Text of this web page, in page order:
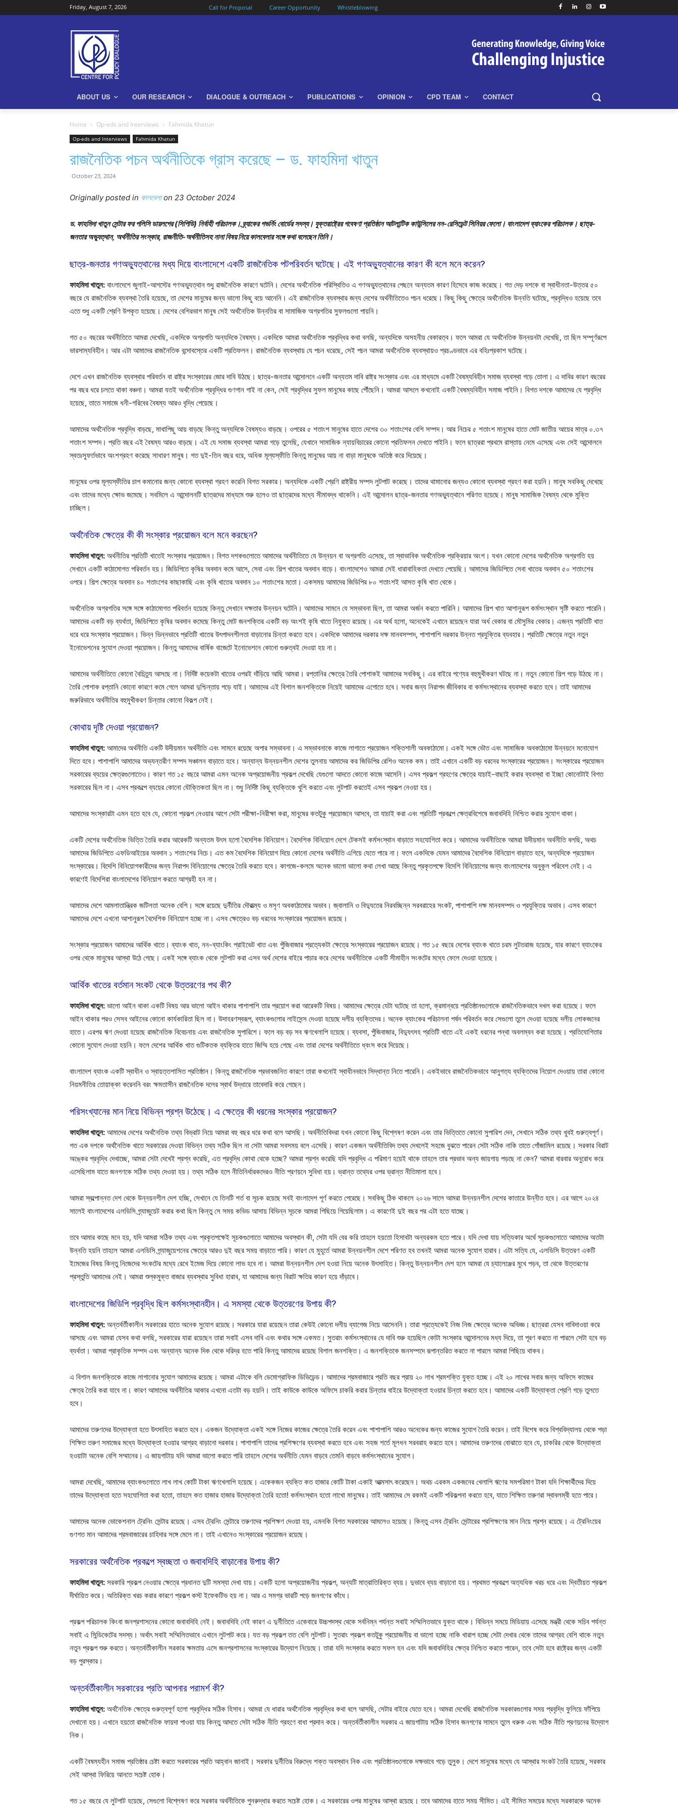
Friday, August 7, 2026 Call for Proposal Career Opportunity Whistleblowing
ABOUT US OUR RESEARCH DIALOGUE & OUTREACH PUBLICATIONS OPINION CPD TEAM CONTACT
Home Op-eds and Interviews Fahmida Khatun
Op-eds and Interviews Fahmida Khatun
রাজনৈতিক পচন অর্থনীতিকে গ্রাস করেছে – ড. ফাহমিদা খাতুন
October 23, 2024
Originally posted in কালবেলাon 23 October 2024
ড. ফাহমিদা খাতুন সেন্টার ফর পলিসি ডায়লগের (সিপিডি) নির্বাহী পরিচালক। ব্র্যাকের গভর্নিং বোর্ডের সদস্য। যুক্তরাষ্ট্রের গবেষণা প্রতিষ্ঠান আটলান্টিক কাউন্সিলের নন-রেসিডেন্ট সিনিয়র ফেলো। বাংলাদেশ ব্যাংকের পরিচালক। ছাত্র-
জনতার অভ্যুত্থান, অর্থনীতির সংস্কার, রাজনীতি-অর্থনীতিসহ নানা বিষয় নিয়ে কালবেলার সঙ্গে কথা বলেছেন তিনি।
ছাত্র-জনতার গণঅভ্যুত্থানের মধ্য দিয়ে বাংলাদেশে একটি রাজনৈতিক পটপরিবর্তন ঘটেছে। এই গণঅভ্যুত্থানের কারণ কী বলে মনে করেন?
ফাহমিদা খাতুন: বাংলাদেশে জুলাই-আগস্টের গণঅভ্যুত্থান শুধু রাজনৈতিক কারণে ঘটেনি। দেশের অর্থনৈতিক পরিস্থিতিও এ গণঅভ্যুত্থানের পেছনে অন্যতম কারণ হিসেবে কাজ করেছে। গত দেড় দশকে বা স্বাধীনতা-উত্তর ৫০
বছরে যে রাজনৈতিক ব্যবস্থা তৈরি হয়েছে, তা দেশের মানুষের জন্য ভালো কিছু বয়ে আনেনি। এই রাজনৈতিক ব্যবস্থার জন্য দেশের অর্থনীতিতেও পচন ধরেছে। কিছু কিছু ক্ষেত্রে অর্থনৈতিক উন্নতি ঘটেছে, প্রবৃদ্ধিও হয়েছে তবে
এতে শুধু একটি শ্রেণি উপকৃত হয়েছে। দেশের বেশিরভাগ মানুষ সেই অর্থনৈতিক উন্নতির বা সামাজিক অগ্রগতির সুফলগুলো পায়নি।
গত ৫০ বছরের অর্থনীতিতে আমরা দেখেছি, একদিকে অগ্রগতি অন্যদিকে বৈষম্য। একদিকে আমরা অর্থনৈতিক প্রবৃদ্ধির কথা বলছি, অন্যদিকে অসহনীয় বেকারত্ব। ফলে আমরা যে অর্থনৈতিক উন্নয়নটা দেখেছি, তা ছিল সম্পূর্ণরূপে
ভারসাম্যবিহীন। আর এটা আমাদের রাজনৈতিক বন্দোবস্তের একটি প্রতিফলন। রাজনৈতিক ব্যবস্থায় যে পচন ধরেছে, সেই পচন আমরা অর্থনৈতিক ব্যবস্থায়ও প্রচণ্ডভাবে এর বহিঃপ্রকাশ ঘটেছে।
দেশে এখন রাজনৈতিক ব্যবস্থার পরিবর্তন বা রাষ্ট্র সংস্কারের জোর দাবি উঠছে। ছাত্র-জনতার আন্দোলনে একটি অন্যতম দাবি রাষ্ট্র সংস্কার এবং এর মাধ্যমে একটি বৈষম্যবিহীন সমাজ ব্যবস্থা গড়ে তোলা। এ দাবির কারণ বছরের
পর বছর ধরে চলতে থাকা বঞ্চনা। আমরা যতই অর্থনৈতিক প্রবৃদ্ধির গুণগান গাই না কেন, সেই প্রবৃদ্ধির সুফল মানুষের কাছে পৌঁছেনি। আমরা আসলে কখনোই একটি বৈষম্যবিহীন সমাজ পাইনি। বিগত দশকে আমাদের যে প্রবৃদ্ধি
হয়েছে, তাতে সমাজে ধনী-গরিবের বৈষম্য আরও বৃদ্ধি পেয়েছে।
আমাদের অর্থনৈতিক প্রবৃদ্ধি বাড়ছে, মাথাপিছু আয় বাড়ছে কিন্তু অন্যদিকে বৈষম্যও বাড়ছে। ওপরের ৫ শতাংশ মানুষের হাতে দেশের ৩০ শতাংশের বেশি সম্পদ। আর নিচের ৫ শতাংশ মানুষের হাতে মোট জাতীয় আয়ের মাত্র ০.৩৭
শতাংশ সম্পদ। প্রতি বছর এই বৈষম্য আরও বাড়ছে। এই যে সমাজ ব্যবস্থা আমরা গড়ে তুলেছি, যেখানে সামাজিক ন্যায়বিচারের কোনো প্রতিফলন দেখতে পাইনি। ফলে ছাত্ররা প্রথমে রাস্তায় নেমে এসেছে এবং সেই আন্দোলনে
স্বতঃস্ফূর্তভাবে অংশগ্রহণ করেছে সাধারণ মানুষ। গত দুই-তিন বছর ধরে, অধিক মূল্যস্ফীতি কিন্তু মানুষের আয় না বাড়া মানুষকে অতিষ্ঠ করে দিয়েছে।
মানুষের ওপর মূল্যস্ফীতির চাপ কমানোর জন্য কোনো ব্যবস্থা গ্রহণ করেনি বিগত সরকার। অন্যদিকে একটি শ্রেণি রাষ্ট্রীয় সম্পদ লুটপাট করেছে। তাদের থামানোর জন্যও কোনো ব্যবস্থা গ্রহণ করা হয়নি। মানুষ সবকিছু দেখেছে
এবং তাদের মধ্যে ক্ষোভ জমেছে। সবমিলে এ আন্দোলনটি ছাত্রদের মাধ্যমে শুরু হলেও তা ছাত্রদের মধ্যে সীমাবদ্ধ থাকেনি। এই আন্দোলন ছাত্র-জনতার গণঅভ্যুত্থানে পরিণত হয়েছে। মানুষ সামাজিক বৈষম্য থেকে মুক্তি
চাচ্ছিল।
অর্থনৈতিক ক্ষেত্রে কী কী সংস্কার প্রয়োজন বলে মনে করছেন?
ফাহমিদা খাতুন: অর্থনীতির প্রতিটি খাতেই সংস্কার প্রয়োজন। বিগত দশকগুলোতে আমাদের অর্থনীতিতে যে উন্নয়ন বা অগ্রগতি এসেছে, তা স্বাভাবিক অর্থনৈতিক প্রক্রিয়ার অংশ। যখন কোনো দেশের অর্থনৈতিক অগ্রগতি হয়
সেখানে একটি কাঠামোগত পরিবর্তন হয়। জিডিপিতে কৃষির অবদান কমে আসে, সেবা এবং শিল্প খাতের অবদান বাড়ে। বাংলাদেশেও আমরা সেই ধারাবাহিকতা দেখতে পেয়েছি। আমাদের জিডিপিতে সেবা খাতের অবদান ৫০ শতাংশের
ওপরে। শিল্প ক্ষেত্রে অবদান ৪০ শতাংশের কাছাকাছি এবং কৃষি খাতের অবদান ১০ শতাংশের মতো। একসময় আমাদের জিডিপির ৮০ শতাংশই আসত কৃষি খাত থেকে।
অর্থনৈতিক অগ্রগতির সঙ্গে সঙ্গে কাঠামোগত পরিবর্তন হয়েছে কিন্তু সেখানে দক্ষতার উন্নয়ন ঘটেনি। আমাদের সামনে যে সম্ভাবনা ছিল, তা আমরা অর্জন করতে পারিনি। আমাদের শিল্প খাত আশানুরূপ কর্মসংস্থান সৃষ্টি করতে পারেনি।
আমাদের একটি বড় ব্যর্থতা, জিডিপিতে কৃষির অবদান কমেছে কিন্তু মোট জনশক্তির একটি বড় অংশই কৃষি খাতে নিযুক্ত রয়েছে। এর অর্থ হলো, অনেকেই এখানে রয়েছেন যারা অর্ধ বেকার বা মৌসুমির বেকার। এজন্য প্রতিটি খাত
ধরে ধরে সংস্কার প্রয়োজন। ভিন্ন ভিন্নভাবে প্রতিটি খাতের উৎপাদনশীলতা বাড়ানোর চিন্তা করতে হবে। একদিকে আমাদের দরকার দক্ষ মানবসম্পদ, পাশাপাশি দরকার উন্নত প্রযুক্তির ব্যবহার। প্রতিটি ক্ষেত্রে নতুন নতুন
ইনোভেশনের সুযোগ দেওয়া প্রয়োজন। কিন্তু আমাদের বার্ষিক বাজেটে ইনোভেশনে কোনো গুরুত্বই দেওয়া হয় না।
আমাদের অর্থনীতিতে কোনো বৈচিত্র্য আসছে না। নির্দিষ্ট কয়েকটা খাতের ওপরই দাঁড়িয়ে আছি আমরা। রপ্তানির ক্ষেত্রে তৈরি পোশাকই আমাদের সবকিছু। এর বাইরে পণ্যের বহুমুখীকরণ ঘটছে না। নতুন কোনো শিল্প গড়ে উঠছে না।
তৈরি পোশাক রপ্তানি কোনো কারণে কমে গেলে আমরা দুশ্চিন্তায় পড়ে যাই। আমাদের এই বিশাল জনশক্তিকে নিয়েই আমাদের এগোতে হবে। সবার জন্য নিরাপদ জীবিকার বা কর্মসংস্থানের ব্যবস্থা করতে হবে। তাই আমাদের
জরুরিভাবে অর্থনীতির বহুমুখীকরণ চিন্তার কোনো বিকল্প নেই।
কোথায় দৃষ্টি দেওয়া প্রয়োজন?
ফাহমিদা খাতুন: আমাদের অর্থনীতি একটি উদীয়মান অর্থনীতি এবং সামনে রয়েছে অপার সম্ভাবনা। এ সম্ভাবনাকে কাজে লাগাতে প্রয়োজন শক্তিশালী অবকাঠামো। একই সঙ্গে ভৌত এবং সামাজিক অবকাঠামো উন্নয়নে মনোযোগ
দিতে হবে। পাশাপাশি আমাদের অভ্যন্তরীণ সম্পদ সঞ্চালন বাড়াতে হবে। অন্যান্য উন্নয়নশীল দেশের তুলনায় আমাদের কর জিডিপির রেশিও অনেক কম। তাই এখানে একটি বড় ধরনের সংস্কারের প্রয়োজন। সংস্কারের প্রয়োজন
সরকারের ব্যয়ের ক্ষেত্রগুলোতেও। কারণ গত ১৫ বছরে আমরা এমন অনেক অপ্রয়োজনীয় প্রকল্প দেখেছি যেগুলো আদতে কোনো কাজে আসেনি। এসব প্রকল্প গ্রহণের ক্ষেত্রে যাচাই-বাছাই করার ব্যবস্থা বা ইচ্ছা কোনোটাই বিগত
সরকারের ছিল না। এসব প্রকল্পে ব্যয়ের কোনো যৌক্তিকতা ছিল না। শুধু নির্দিষ্ট কিছু ব্যক্তিকে খুশি করতে এবং লুটপাট করতেই এসব প্রকল্প নেওয়া হয়।
আমাদের সংস্কারটা এমন হতে হবে যে, কোনো প্রকল্প নেওয়ার আগে সেটা পরীক্ষা-নিরীক্ষা করা, মানুষের কতটুকু প্রয়োজনে আসবে, তা যাচাই করা এবং প্রতিটি প্রকল্পে ক্ষেত্রবিশেষে জবাবদিহি নিশ্চিত করার সুযোগ থাকা।
একটি দেশের অর্থনৈতিক ভিত্তি তৈরি করার আরেকটি অন্যতম উৎস হলো বৈদেশিক বিনিয়োগ। বৈদেশিক বিনিয়োগ দেশে টেকসই কর্মসংস্থান বাড়াতে সহযোগিতা করে। আমাদের অর্থনীতিকে আমরা উদীয়মান অর্থনীতি বলছি, অথচ
আমাদের জিডিপিতে এফডিআইয়ের অবদান ১ শতাংশের নিচে। এত কম বৈদেশিক বিনিয়োগ দিয়ে কোনো দেশের অর্থনীতি এগিয়ে যেতে পারে না। ফলে একদিকে যেমন আমাদের বৈদেশিক বিনিয়োগ বাড়াতে হবে, অন্যদিকে প্রয়োজন
সংস্কারের। বিদেশি বিনিয়োগকারীদের জন্য নিরাপদ বিনিয়োগের ক্ষেত্রে তৈরি করতে হবে। কাগজে-কলমে অনেক ভালো ভালো কথা লেখা আছে কিন্তু প্রকৃতপক্ষে বিদেশি বিনিয়োগের জন্য বাংলাদেশের অনুকূল পরিবেশ নেই। এ
কারণেই বিদেশিরা বাংলাদেশের বিনিয়োগ করতে আগ্রহী হন না।
আমাদের দেশে আমলাতান্ত্রিক জটিলতা অনেক বেশি। সঙ্গে রয়েছে দুর্নীতির দৌরাত্ম্য ও মসৃণ অবকাঠামোর অভাব। জ্বালানি ও বিদ্যুতের নিরবচ্ছিন্ন সরবরাহের সংকট, পাশাপাশি দক্ষ মানবসম্পদ ও প্রযুক্তির অভাব। এসব কারণে
আমাদের দেশে এখনো আশানুরূপ বৈদেশিক বিনিয়োগ হচ্ছে না। এসব ক্ষেত্রেও বড় ধরনের সংস্কারের প্রয়োজন রয়েছে।
সংস্কার প্রয়োজন আমাদের আর্থিক খাতে। ব্যাংক খাত, নন-ব্যাংকিং প্রাইভেট খাত এবং পুঁজিবাজার প্রত্যেকটা ক্ষেত্রে সংস্কারের প্রয়োজন রয়েছে। গত ১৫ বছরে দেশের ব্যাংক খাতে চরম লুটতরাজ হয়েছে, যার কারণে ব্যাংকের
ওপর থেকে মানুষের আস্থা উঠে গেছে। একই সঙ্গে ব্যাংক থেকে লুটপাট করা এসব অর্থ দেশের বাইরে পাচার করে দেশের অর্থনীতিকে একটি সীমাহীন সংকটের মধ্যে ফেলে দেওয়া হয়েছে।
আর্থিক খাতের বর্তমান সংকট থেকে উত্তরণের পথ কী?
ফাহমিদা খাতুন: ভালো আইন থাকা একটি বিষয় আর ভালো আইন থাকার পাশাপাশি তার প্রয়োগ করা আরেকটি বিষয়। আমাদের ক্ষেত্রে যেটা ঘটেছে তা হলো, ক্রমান্বয়ে প্রতিষ্ঠানগুলোকে রাজনৈতিকভাবে দখল করা হয়েছে। ফলে
আইন থাকার পরও সেসব আইনের কোনো কার্যকারিতা ছিল না। উদাহরণস্বরূপ, ব্যাংকগুলোর লাইসেন্স দেওয়া হয়েছে দলীয় ব্যক্তিদের। অনেক ব্যাংকের পরিচালনা পর্ষদ পরিবর্তন করে সেগুলো তুলে দেওয়া হয়েছে দলীয় লোকজনের
হাতে। এরপর ঋণ দেওয়া হয়েছে রাজনৈতিক বিবেচনায় এবং রাজনৈতিক সুপারিশে। ফলে বড় বড় সব ঋণখেলাপি হয়েছে। ব্যবসা, পুঁজিবাজার, বিদ্যুৎসহ প্রতিটি খাতে এই একই ধরনের পন্থা অবলম্বন করা হয়েছে। প্রতিযোগিতার
কোনো সুযোগ দেওয়া হয়নি। ফলে দেশের আর্থিক খাত গুটিকতক ব্যক্তির হাতে জিম্মি হয়ে গেছে এবং তারা দেশের অর্থনীতিতে ধ্বংস করে দিয়েছে।
বাংলাদেশ ব্যাংক একটি স্বাধীন ও স্বায়ত্তশাসিত প্রতিষ্ঠান। কিন্তু রাজনৈতিক প্রভাবজনিত কারণে তারা কখনোই স্বাধীনভাবে সিদ্ধান্ত নিতে পারেনি। একইভাবে রাজনৈতিকভাবে আনুগত্য ব্যক্তিদের নিয়োগ দেওয়ায় তারা কোনো
নিয়মনীতির তোয়াক্কা করেননি বরং ক্ষমতাসীন রাজনৈতিক দলের স্বার্থ উদ্ধারে তাবেদারি করে গেছেন।
পরিসংখ্যানের মান নিয়ে বিভিন্ন প্রশ্ন উঠেছে। এ ক্ষেত্রে কী ধরনের সংস্কার প্রয়োজন?
ফাহমিদা খাতুন: আমাদের দেশের অর্থনৈতিক তথ্য বিভ্রাট নিয়ে আমরা বহু বছর ধরে কথা বলে আসছি। অর্থনীতিবিদরা যখন কোনো কিছু বিশ্লেষণ করেন এবং তার ভিত্তিতে কোনো সুপারিশ দেন, সেখানে সঠিক তথ্য খুবই গুরুত্বপূর্ণ।
গত এক দশকে অর্থনৈতিক খাতে সরকারের দেওয়া বিভিন্ন তথ্য সঠিক ছিল না সেটা আমরা সবসময় বলে এসেছি। কারণ একজন অর্থনীতিবিদ তথ্য দেখলেই সহজে বুঝতে পারেন সেটা সঠিক নাকি তাতে গোঁজামিল রয়েছে। সরকার বিরাট
অঙ্কের প্রবৃদ্ধি দেখাচ্ছে, আমরা সেটা দেখেই প্রশ্ন করেছি, এত প্রবৃদ্ধি কোথা থেকে হচ্ছে? আমরা প্রশ্ন করেছি যদি প্রবৃদ্ধি এ পরিমাণ হয়েই থাকে তাহলে তার প্রভাব অন্য জায়গায় পড়ছে না কেন? আমরা বারবার অনুরোধ করে
এসেছিলাম যাতে জনগণকে সঠিক তথ্য দেওয়া হয়। তথ্য সঠিক হলে নীতিনির্ধারকদেরও নীতি প্রণয়নে সুবিধা হয়। ভ্রান্ত তথ্যের ওপর ভ্রান্ত নীতিমালা হবে।
আমরা স্বল্পোন্নত দেশ থেকে উন্নয়নশীল দেশ হচ্ছি, সেখানে যে তিনটি শর্ত বা সূচক রয়েছে সবই বাংলাদেশ পূর্ণ করতে পেরেছে। সবকিছু ঠিক থাকলে ২০২৬ সালে আমরা উন্নয়নশীল দেশের কাতারে উন্নীত হবে। এর আগে ২০২৪
সালেই বাংলাদেশের এলডিসি গ্র্যাজুয়েট করার কথা ছিল কিন্তু সে সময় কভিড আসায় বিভিন্ন সূচকে আমরা পিছিয়ে গিয়েছিলাম। এ কারণেই দুই বছর পর এটা হতে যাচ্ছে।
তবে আমার কাছে মনে হয়, যদি আমরা সঠিক তথ্য এবং প্রকৃতপক্ষেই সূচকগুলোতে আমাদের অবস্থান কী, সেটা যদি বের করি তাহলে হয়তো হিসাবটা অন্যরকম হতে পারে। যদি দেখা যায় সত্যিকার অর্থে সূচকগুলোতে আমাদের অতটা
উন্নতি হয়নি তাহলে আমরা এলডিসি গ্র্যাজুয়েশনের ক্ষেত্রে আরও দুই বছর সময় বাড়াতে পারি। কারণ যে মুহূর্তে আমরা উন্নয়নশীল দেশে পরিণত হব তখনই আমরা অনেক সুযোগ হারাব। এটা সত্যি যে, এলডিসি উত্তরণ একটি
ইমেজের বিষয় কিন্তু নিজেদের সংকটের মধ্যে রেখে ইমেজ দিয়ে কোনো লাভ হবে না। আমরা উন্নয়নশীল দেশ হওয়া নিয়ে অনেক উৎসাহিত। কিন্তু উন্নয়নশীল দেশ হলে আমরা যে চ্যালেঞ্জের মুখে পড়ব, তা থেকে উত্তরণের
প্রস্তুতি আমাদের নেই। আমরা শুল্কমুক্ত বাজার ব্যবস্থার সুবিধা হারাব, যা আমাদের জন্য বিরাট ক্ষতির কারণ হয়ে দাঁড়াবে।
বাংলাদেশের জিডিপি প্রবৃদ্ধি ছিল কর্মসংস্থানহীন। এ সমস্যা থেকে উত্তরণের উপায় কী?
ফাহমিদা খাতুন: অন্তর্বর্তীকালীন সরকারের হাতে অনেক সুযোগ রয়েছে। সরকারে যারা রয়েছেন তারা কেউই কোনো দলীয় ব্যাগেজ নিয়ে আসেননি। তারা প্রত্যেকেই নিজ নিজ ক্ষেত্রে অনেক অভিজ্ঞ। ছাত্ররা যেসব দাবিদাওয়া করে
আসছে এবং আমরা যেসব কথা বলছি, সরকারের যারা রয়েছেন তারা সবাই এসব দাবি এবং কথার সঙ্গে একমত। সুতরাং কর্মসংস্থানের যে দাবি শুরু হয়েছিল কোটা সংস্কার আন্দোলনের মধ্য দিয়ে, তা পূরণ করতে না পারলে সেটা হবে বড়
ব্যর্থতা। আমরা প্রাকৃতিক সম্পদ এবং অন্যান্য অনেক দিক থেকে দরিদ্র হতে পারি কিন্তু আমাদের রয়েছে বিশাল জনশক্তি। এ জনশক্তিকে জনসম্পদে রূপান্তরিত করতে না পারলে আমরা পিছিয়ে থাকব।
এ বিশাল জনশক্তিকে কাজে লাগানোর সুযোগ আমাদের রয়েছে। আমরা এটাকে বলি ডেমোগ্রাফিক ডিভিডেন্ড। আমাদের শ্রমবাজারে প্রতি বছর প্রায় ২০ লাখ শ্রমশক্তি যুক্ত হচ্ছে। এই ২০ লাখের সবার জন্য অফিসে কাজের
ক্ষেত্র তৈরি করা যাবে না। কারণ আমাদের অর্থনীতির আকার এখনো এতটা বড় হয়নি। তাই কাউকে কাউকে অফিসে চাকরি করার চিন্তার বাইরে উদ্যোক্তা হওয়ার চিন্তা করতে হবে। আমাদের একটি উদ্যোক্তা শ্রেণি গড়ে তুলতে
হবে।
আমাদের তরুণদের উদ্যোক্তা হতে উৎসাহিত করতে হবে। একজন উদ্যোক্তা একই সঙ্গে নিজের কাজের ক্ষেত্রে তৈরি করেন এবং পাশাপাশি আরও অনেকের জন্য কাজের সুযোগ তৈরি করেন। তাই বিশেষ করে বিশ্ববিদ্যালয় থেকে পড়া
শিক্ষিত তরুণ সমাজের মধ্যে উদ্যোক্তা হওয়ার আগ্রহ বাড়ানো দরকার। পাশাপাশি তাদের প্রশিক্ষণের ব্যবস্থা করতে হবে এবং সহজ শর্তে মূলধন সরবরাহ করতে হবে। আমাদের তরুণদের বোঝাতে হবে যে, চাকরির থেকে উদ্যোক্তা
হওয়াটা অনেক বেশি সম্মানের। এ জায়গাটায় যদি আমরা ভালো করতে পারি তাহলে দেশের অর্থনীতি যেমন বাড়বে তেমনি বাড়বে কর্মসংস্থানের সুযোগ।
আমরা দেখেছি, আমাদের ব্যাংকগুলোতে লাখ লাখ কোটি টাকা ঋণখেলাপি হয়েছে। একেকজন ব্যক্তি কত হাজার কোটি টাকা একাই আত্মসাৎ করেছেন। অথচ এরকম একজনের খেলাপি ঋণের সমপরিমাণ টাকা যদি শিক্ষার্থীদের দিয়ে
তাদের উদ্যোক্তা হতে সহযোগিতা করা হতো, তাহলে কত হাজার হাজার উদ্যোক্তা তৈরি হতো! কর্মসংস্থান হতো লাখো মানুষের। তাই আমাদের সে রকমই একটি পরিকল্পনা করতে হবে, যাতে শিক্ষিত তরুণরা স্বাবলম্বী হতে পারে।
আমাদের অনেক ভোকেশনাল ট্রেনিং সেন্টার রয়েছে। এসব ট্রেনিং সেন্টারে তরুণদের প্রশিক্ষণ দেওয়া হয়, এমনকি বিগত সরকারের আমলেও হয়েছে। কিন্তু এসব ট্রেনিং সেন্টারের প্রশিক্ষণের মান নিয়ে প্রশ্ন রয়েছে। এ ট্রেনিংয়ের
গুণগত মান আমাদের শ্রমবাজারের চাহিদার সঙ্গে মেলে না। তাই এখানেও সংস্কারের প্রয়োজন রয়েছে।
সরকারের অর্থনৈতিক প্রকল্পে স্বচ্ছতা ও জবাবদিহি বাড়ানোর উপায় কী?
ফাহমিদা খাতুন: সরকারি প্রকল্প নেওয়ার ক্ষেত্রে প্রধানত দুটি সমস্যা দেখা যায়। একটি হলো অপ্রয়োজনীয় প্রকল্প, অন্যটি মাত্রাতিরিক্ত ব্যয়। দুভাবে ব্যয় বাড়ানো হয়। প্রথমত প্রকল্পে অত্যধিক খরচ ধরে এবং দ্বিতীয়ত প্রকল্প
দীর্ঘায়িত করে। অতিরিক্ত খরচ করার কারণে প্রকল্প কস্ট ইফেকটিভ হয় না। আর এ সমগ্র ভারটি পড়ে জনগণের কাঁধে।
প্রকল্প পরিচালক কিংবা জনপ্রশাসনের কোনো জবাবদিহি নেই। জবাবদিহি নেই কারণ এ দুর্নীতিতে একেবারে উচ্চপদস্থ থেকে সর্বনিম্ন পর্যন্ত সবাই সম্মিলিতভাবে যুক্ত থাকে। বিভিন্ন সময়ে মিডিয়ায় এসেছে মন্ত্রী থেকে সচিব পর্যন্ত
সবাই এ সিন্ডিকেটের সদস্য। অর্থাৎ সবাই সম্মিলিতভাবে এখানে লুটপাট করে। যত বড় প্রকল্প তত বেশি লুটপাট। সুতরাং প্রকল্প কতটুকু প্রয়োজনীয় বা ভালো হচ্ছে নাকি খারাপ হচ্ছে সেটা দেখার থেকে তাদের আগ্রহ বেশি থাকে নতুন
নতুন প্রকল্প শুরু করতে। অন্তর্বর্তীকালীন সরকার ক্ষমতায় এসে জনপ্রশাসনের সংস্কারের উদ্যোগ নিয়েছে। তারা যদি সংস্কার করতে সফল হন এবং যদি জবাবদিহির ক্ষেত্র নিশ্চিত করতে পারেন, তবে সেটা হবে রাষ্ট্রের জন্য একটি
বড় পুরস্কার।
অন্তর্বর্তীকালীন সরকারের প্রতি আপনার পরামর্শ কী?
ফাহমিদা খাতুন: অর্থনৈতিক ক্ষেত্রে গুরুত্বপূর্ণ হলো প্রবৃদ্ধির সঠিক হিসাব। আমরা যে ধারার অর্থনৈতিক প্রবৃদ্ধির কথা বলে আসছি, সেটার বাইরে যেতে হবে। আমরা দেখেছি রাজনৈতিক সরকারগুলোর সময় প্রবৃদ্ধি ফুলিয়ে ফাঁপিয়ে
দেখানো হয়। এখানে হয়তো রাজনৈতিক ফায়দা পাওয়া যায় কিন্তু আদতে সেটা সঠিক নীতি গ্রহণে বাধা প্রদান করে। অন্তর্বর্তীকালীন সরকার এ জায়গাটায় সঠিক হিসাব জনগণের সামনে তুলে ধরুক এবং সঠিক নীতি প্রণয়নের উদ্যোগ
নিক।
একটি বৈষম্যহীন সমাজ প্রতিষ্ঠার চেষ্টা করতে সরকারের প্রতি আহ্বান জানাই। সরকার দুর্নীতির বিরুদ্ধে শক্ত অবস্থান নিক এবং প্রতিষ্ঠানগুলোকে দক্ষভাবে গড়ে তুলুক। দেশে মানুষের মধ্যে যে আস্থার সংকট তৈরি হয়েছে, সরকার
সেই আস্থা ফিরিয়ে আনতে সচেষ্ট হোক।
গত ১৫ বছরে যে লুটপাট হয়েছে, সেগুলো বিশ্লেষণ করে সরকার অর্থনীতিকে পুনরুদ্ধার করতে সচেষ্ট হোক। এ সরকারের ওপর মানুষের আস্থা রয়েছে। তবে আমাদের হাতে সময় সীমিত। এই সীমিত সময়ের মধ্যে সরকারকে অনেক